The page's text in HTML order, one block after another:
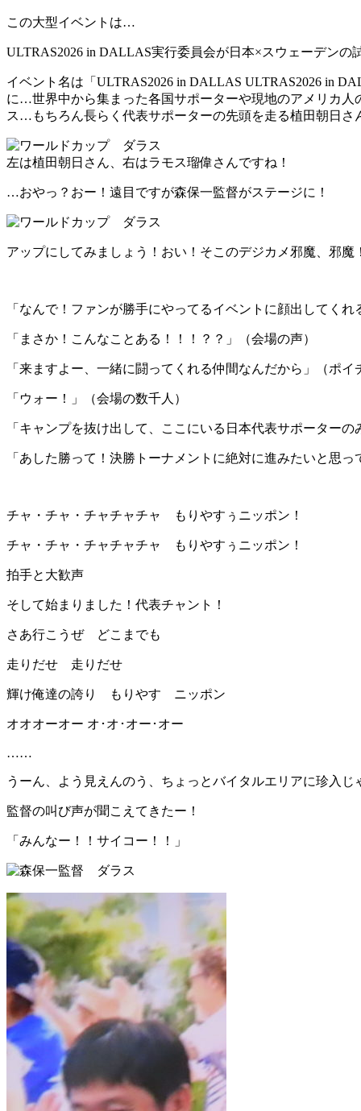
この大型イベントは…
ULTRAS2026 in DALLAS実行委員会が日本×スウェーデン
イベント名は「ULTRAS2026 in DALLAS ULTRAS2026 in
に…世界中から集まった各国サポーターや現地のアメリカ
ス…もちろん長らく代表サポーターの先頭を走る植田朝日さ
左は植田朝日さん、右はラモス瑠偉さんですね！
…おやっ？おー！遠目ですが森保一監督がステージに！
アップにしてみましょう！おい！そこのデジカメ邪魔、邪魔
「なんで！ファンが勝手にやってるイベントに顔出してく
「まさか！こんなことある！！！？？」（会場の声）
「来ますよー、一緒に闘ってくれる仲間なんだから」（ポ
「ウォー！」（会場の数千人）
「キャンプを抜け出して、ここにいる日本代表サポーター
「あした勝って！決勝トーナメントに絶対に進みたいと思
チャ・チャ・チャチャチャ もりやすぅニッポン！
チャ・チャ・チャチャチャ もりやすぅニッポン！
拍手と大歓声
そして始まりました！代表チャント！
さあ行こうぜ どこまでも
走りだせ 走りだせ
輝け俺達の誇り もりやす ニッポン
オオオーオー オ･オ･オー･オー
……
うーん、よう見えんのう、ちょっとバイタルエリアに珍入じ
監督の叫び声が聞こえてきたー！
「みんなー！！サイコー！！」